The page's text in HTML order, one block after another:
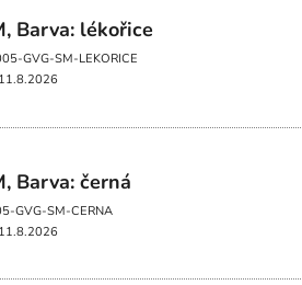
Barva: lékořice
GVG-SM-LEKORICE
11.8.2026
Barva: černá
GVG-SM-CERNA
11.8.2026